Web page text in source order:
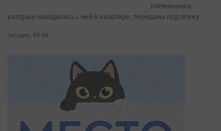
племянники,
которые находились с ней в квартире, переданы под опеку
сегодня, 09:48